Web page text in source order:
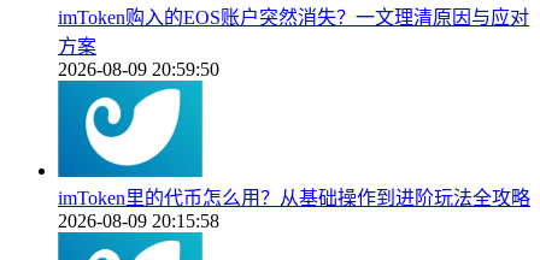
imToken购入的EOS账户突然消失？一文理清原因与应对
方案
2026-08-09 20:59:50
imToken里的代币怎么用？从基础操作到进阶玩法全攻略
2026-08-09 20:15:58